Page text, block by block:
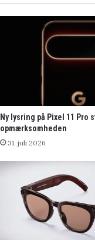
Ny lysring på Pixel 11 Pro
opmærksomheden
31. juli 2026